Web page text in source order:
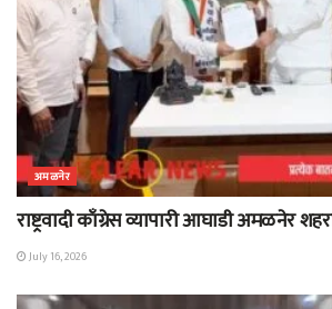
अमळनेर
राष्ट्रवादी काँग्रेस व्यापारी आघाडी अमळनेर
July 16, 2026